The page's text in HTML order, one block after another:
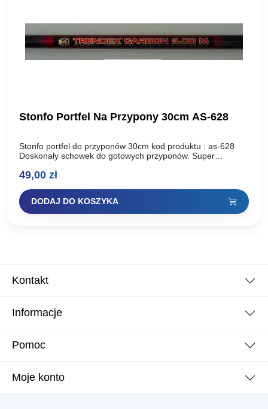
Stonfo Portfel Na Przypony 30cm AS-628
Stonfo portfel do przyponów 30cm kod produktu : as-628
Doskonały schowek do gotowych przyponów. Super
49,00 zł
DODAJ DO KOSZYKA
Kontakt
Informacje
Pomoc
Moje konto